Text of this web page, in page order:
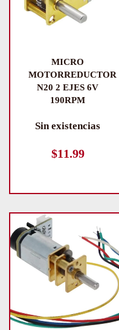
MICRO
MOTORREDUCTOR
N20 2 EJES 6V
190RPM
Sin existencias
$11.99